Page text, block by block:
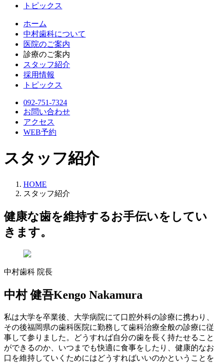
トピックス
ホーム
中村歯科について
医院のご案内
診療のご案内
スタッフ紹介
採用情報
トピックス
092-751-7324
お問い合わせ
アクセス
WEB予約
スタッフ紹介
HOME
スタッフ紹介
健康な歯を維持するお手伝いをしてい
きます。
中村歯科 院長
中村 健吾Kengo Nakamura
私は大学を卒業後、大学病院にて口腔外科の診療に携わり、
その後福岡県の歯科医院に勤務して歯科治療全般の診療に従
事して参りました。どうすれば自分の歯を長く持たせること
ができるのか、いつまでも快適に食事をしたり、健康的なお
口を維持していくためにはどうすればいいのかということを